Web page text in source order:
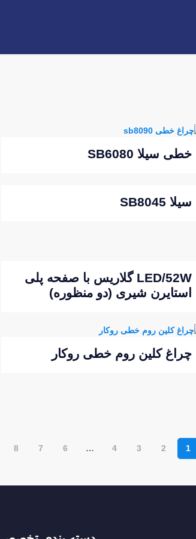
خطی سیلا SB6080
سیلا SB8045
LED/52W گلاریس با صفحه پلی
استایرن شیری (دو منظوره)
چراغ کلین روم خطی روکار
1
2
3
4
…
6
7
8